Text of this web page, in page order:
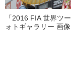
「2016 FIA 世界ツ
ォトギャラリー 画